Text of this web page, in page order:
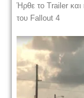
Ήρθε το Trailer και
του Fallout 4